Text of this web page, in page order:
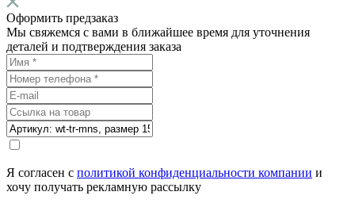
Оформить предзаказ
Мы свяжемся с вами в ближайшее время для уточнения
деталей и подтверждения заказа
Я согласен с политикой конфиденциальности компании и
хочу получать рекламную рассылку